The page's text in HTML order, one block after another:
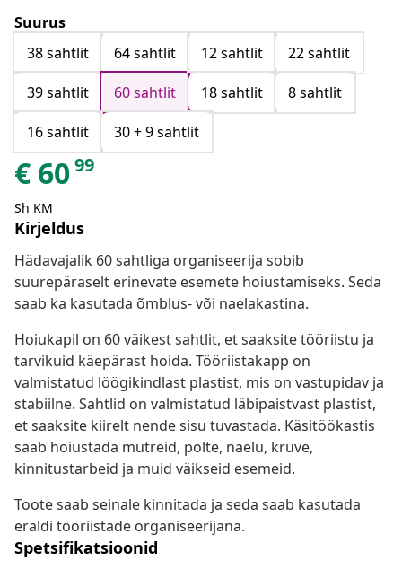
Suurus
38 sahtlit
64 sahtlit 12 sahtlit
22 sahtlit
39 sahtlit
60 sahtlit 18 sahtlit
8 sahtlit
16 sahtlit
30 + 9 sahtlit
€ 6099
Sh KM
Kirjeldus
Hädavajalik 60 sahtliga organiseerija sobib
suurepäraselt erinevate esemete hoiustamiseks. Seda
saab ka kasutada õmblus- või naelakastina.
Hoiukapil on 60 väikest sahtlit, et saaksite tööriistu ja
tarvikuid käepärast hoida. Tööriistakapp on
valmistatud löögikindlast plastist, mis on vastupidav ja
stabiilne. Sahtlid on valmistatud läbipaistvast plastist,
et saaksite kiirelt nende sisu tuvastada. Käsitöökastis
saab hoiustada mutreid, polte, naelu, kruve,
kinnitustarbeid ja muid väikseid esemeid.
Toote saab seinale kinnitada ja seda saab kasutada
eraldi tööriistade organiseerijana.
Spetsifikatsioonid